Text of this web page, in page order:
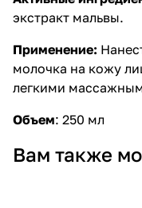
экстракт мальвы.
Применение:
молочка на кожу
легкими
Объем: 250 мл
Вам также